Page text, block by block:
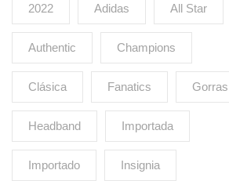
2022 Adidas All Star
Authentic Champions
Clásica Fanatics Gorras
Headband Importada
Importado Insignia